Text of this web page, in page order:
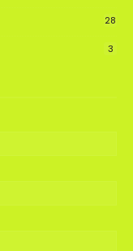
28
3